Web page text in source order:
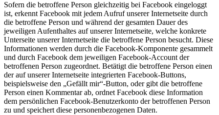
Sofern die betroffene Person gleichzeitig bei Facebook eingeloggt
ist, erkennt Facebook mit jedem Aufruf unserer Internetseite durch
die betroffene Person und während der gesamten Dauer des
jeweiligen Aufenthaltes auf unserer Internetseite, welche konkrete
Unterseite unserer Internetseite die betroffene Person besucht. Diese
Informationen werden durch die Facebook-Komponente gesammelt
und durch Facebook dem jeweiligen Facebook-Account der
betroffenen Person zugeordnet. Betätigt die betroffene Person einen
der auf unserer Internetseite integrierten Facebook-Buttons,
beispielsweise den „Gefällt mir“-Button, oder gibt die betroffene
Person einen Kommentar ab, ordnet Facebook diese Information
dem persönlichen Facebook-Benutzerkonto der betroffenen Person
zu und speichert diese personenbezogenen Daten.